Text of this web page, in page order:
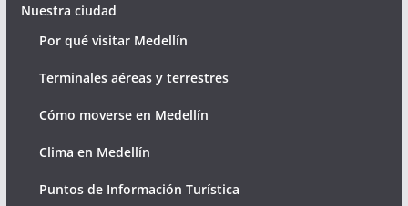
Nuestra ciudad
Por qué visitar Medellín
Terminales aéreas y terrestres
Cómo moverse en Medellín
Clima en Medellín
Puntos de Información Turística